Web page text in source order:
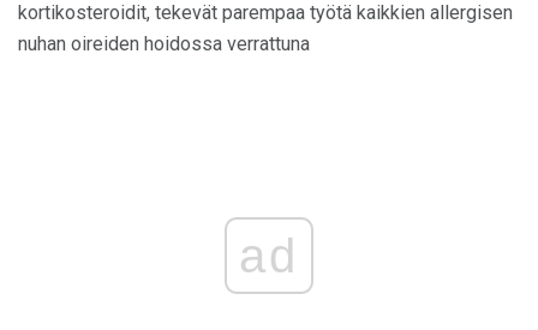
kortikosteroidit, tekevät parempaa työtä kaikkien allergisen
nuhan oireiden hoidossa verrattuna
ad